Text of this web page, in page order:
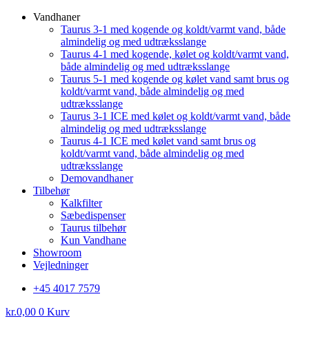
Vandhaner
Taurus 3-1 med kogende og koldt/varmt vand, både
almindelig og med udtræksslange
Taurus 4-1 med kogende, kølet og koldt/varmt vand,
både almindelig og med udtræksslange
Taurus 5-1 med kogende og kølet vand samt brus og
koldt/varmt vand, både almindelig og med
udtræksslange
Taurus 3-1 ICE med kølet og koldt/varmt vand, både
almindelig og med udtræksslange
Taurus 4-1 ICE med kølet vand samt brus og
koldt/varmt vand, både almindelig og med
udtræksslange
Demovandhaner
Tilbehør
Kalkfilter
Sæbedispenser
Taurus tilbehør
Kun Vandhane
Showroom
Vejledninger
+45 4017 7579
kr.0,00 0 Kurv